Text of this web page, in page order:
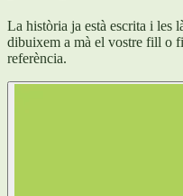
La història ja està escrita i les
dibuixem a mà el vostre fill o
referència.